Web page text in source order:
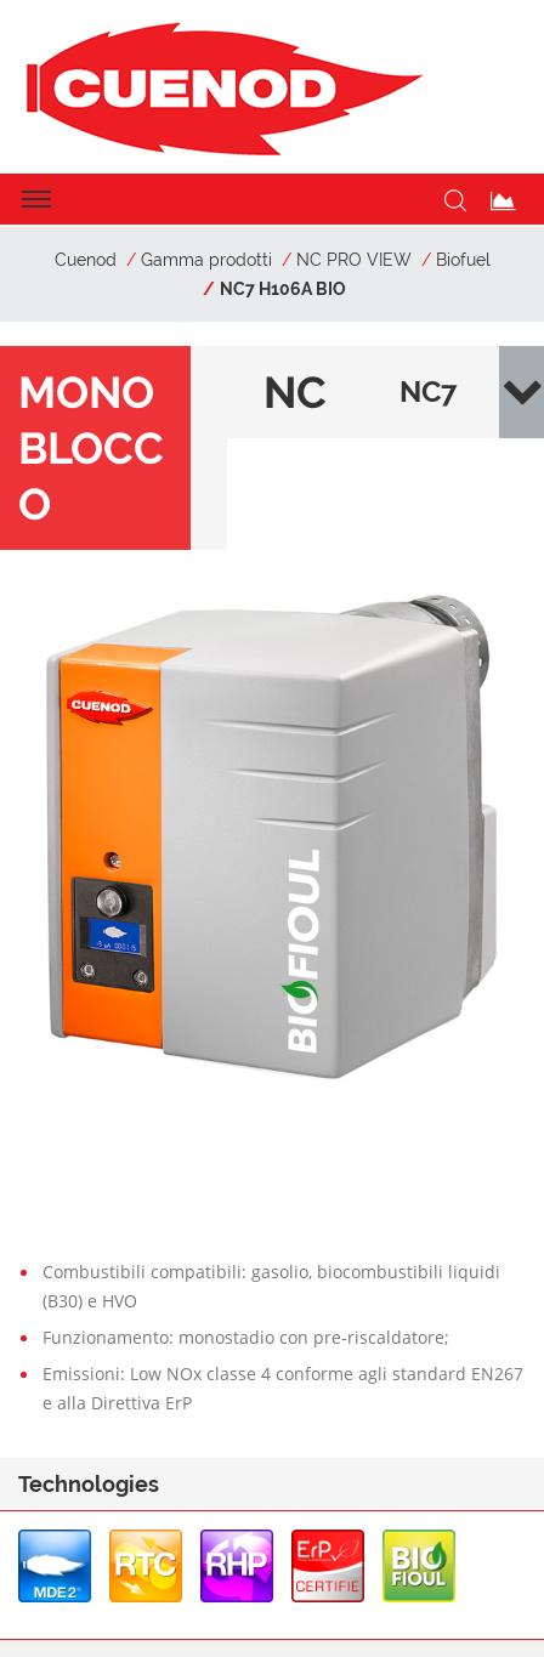
Cuenod Gamma prodotti NC PRO VIEW
Biofuel
NC7 H106A BIO
MONO
BLOCC
O
NC
E
W
NC7
Combustibili compatibili: gasolio, biocombustibili liquidi
(B30) e HVO
Funzionamento: monostadio con pre-riscaldatore;
Emissioni: Low NOx classe 4 conforme agli standard EN267
e alla Direttiva ErP
Technologies